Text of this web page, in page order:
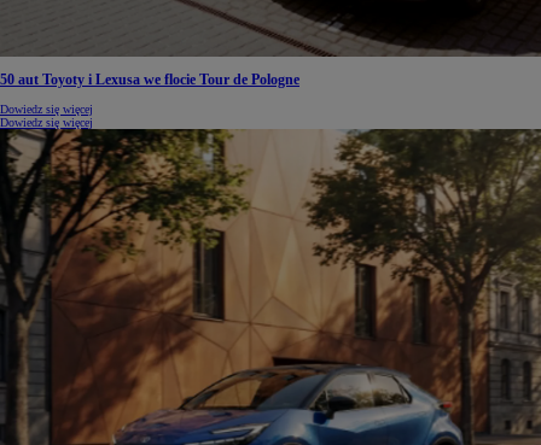
50 aut Toyoty i Lexusa we flocie Tour de Pologne
Dowiedz się więcej
Dowiedz się więcej